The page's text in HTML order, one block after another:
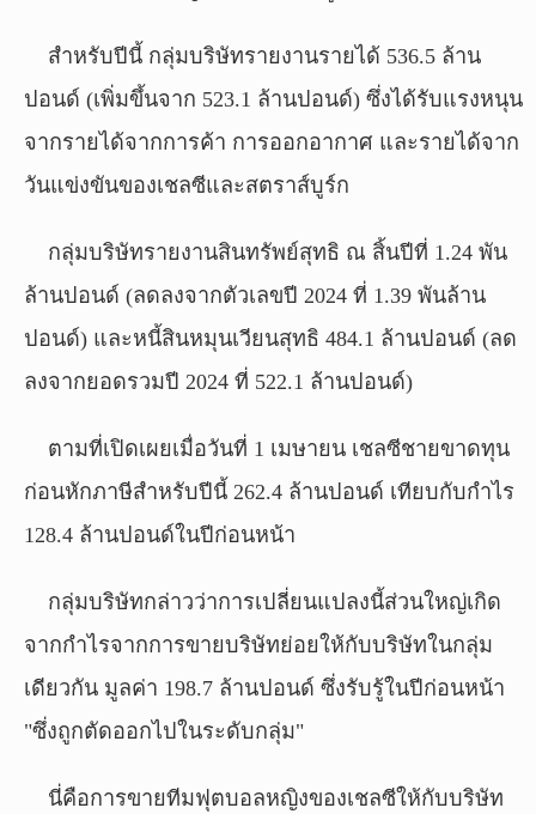
สำหรับปีนี้ กลุ่มบริษัทรายงานรายได้ 536.5 ล้าน
ปอนด์ (เพิ่มขึ้นจาก 523.1 ล้านปอนด์) ซึ่งได้รับแรงหนุน
จากรายได้จากการค้า การออกอากาศ และรายได้จาก
วันแข่งขันของเชลซีและสตราส์บูร์ก
กลุ่มบริษัทรายงานสินทรัพย์สุทธิ ณ สิ้นปีที่ 1.24 พัน
ล้านปอนด์ (ลดลงจากตัวเลขปี 2024 ที่ 1.39 พันล้าน
ปอนด์) และหนี้สินหมุนเวียนสุทธิ 484.1 ล้านปอนด์ (ลด
ลงจากยอดรวมปี 2024 ที่ 522.1 ล้านปอนด์)
ตามที่เปิดเผยเมื่อวันที่ 1 เมษายน เชลซีชายขาดทุน
ก่อนหักภาษีสำหรับปีนี้ 262.4 ล้านปอนด์ เทียบกับกำไร
128.4 ล้านปอนด์ในปีก่อนหน้า
กลุ่มบริษัทกล่าวว่าการเปลี่ยนแปลงนี้ส่วนใหญ่เกิด
จากกำไรจากการขายบริษัทย่อยให้กับบริษัทในกลุ่ม
เดียวกัน มูลค่า 198.7 ล้านปอนด์ ซึ่งรับรู้ในปีก่อนหน้า
"ซึ่งถูกตัดออกไปในระดับกลุ่ม"
นี่คือการขายทีมฟุตบอลหญิงของเชลซีให้กับบริษัท